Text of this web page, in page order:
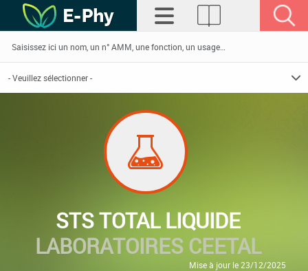
STS TOTAL LIQUIDE
LABORATOIRES CEETAL
Mise à jour le 23/12/2025